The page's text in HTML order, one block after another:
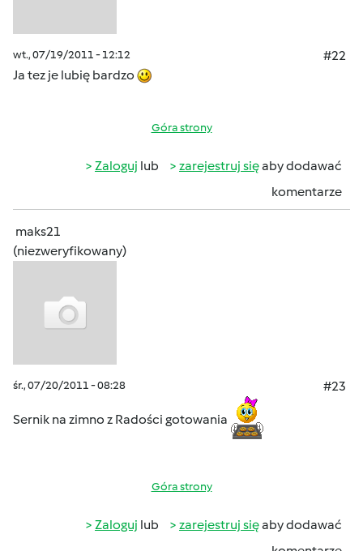
wt., 07/19/2011 - 12:12
#22
Ja tez je lubię bardzo
Góra strony
Zaloguj lub zarejestruj sięaby dodawać
komentarze
maks21
(niezweryfikowany)
śr., 07/20/2011 - 08:28 #23
Sernik na zimno z Radości gotowania
Góra strony
Zaloguj lub zarejestruj sięaby dodawać